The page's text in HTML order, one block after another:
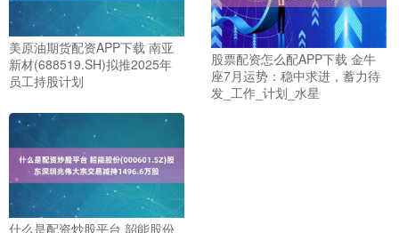
美原油期货配资APP下载 南亚
新材(688519.SH)拟推2025年
员工持股计划
股票配资怎么配APP下载 金牛
座7月运势：稳中求进，蓄力待
发_工作_计划_水星
什么是配资炒股平台 韶能股份